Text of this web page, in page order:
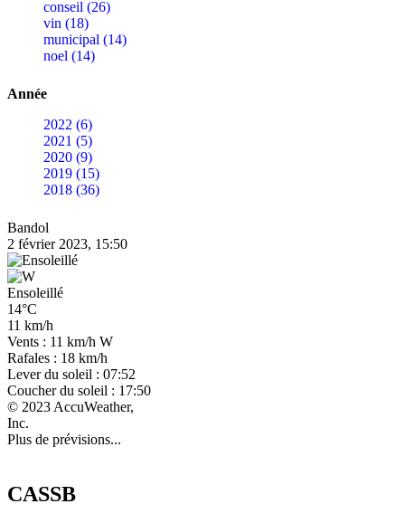
conseil (26)
vin (18)
municipal (14)
noel (14)
Année
2022 (6)
2021 (5)
2020 (9)
2019 (15)
2018 (36)
Bandol
2 février 2023, 15:50
Ensoleillé
14°C
11 km/h
Vents : 11 km/h W
Rafales : 18 km/h
Lever du soleil : 07:52
Coucher du soleil : 17:50
© 2023 AccuWeather,
Inc.
Plus de prévisions...
CASSB